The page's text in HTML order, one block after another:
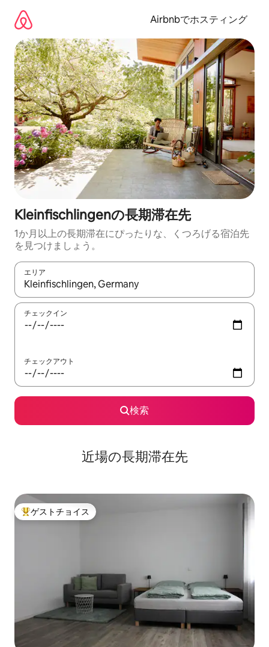
Airbnbでホスティング
Kleinfischlingenの長期滞在先
1か月以上の長期滞在にぴったりな、くつろげる宿泊先
を見つけましょう。
エリア
検索結果が表示されたら、上下の矢印キーを使って移動するか
チェックイン
チェックアウト
検索
近場の長期滞在先
大好評のゲストチョイスです。
ゲストチョイス